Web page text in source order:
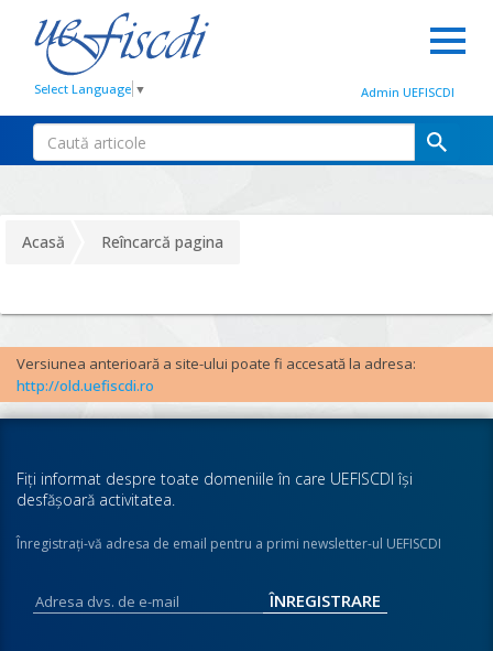
Select Language ▼ Admin UEFISCDI
Acasă Reîncarcă pagina
Versiunea anterioară a site-ului poate fi accesată la adresa:
http://old.uefiscdi.ro
Fiţi informat despre toate domeniile în care UEFISCDI îşi
desfăşoară activitatea.
Înregistraţi-vă adresa de email pentru a primi newsletter-ul UEFISCDI